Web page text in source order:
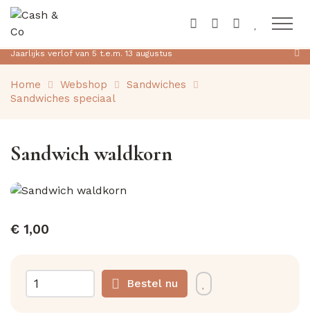
Jaarlijks verlof van 5 t.e.m. 13 augustus
Toon
Home Webshop
Sandwiches
Sandwiches speciaal
Sandwich waldkorn
€ 1,00
Bestel nu